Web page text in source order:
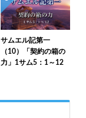
サムエル記第一
（10）「契約の箱の
力」1サム5：1～12